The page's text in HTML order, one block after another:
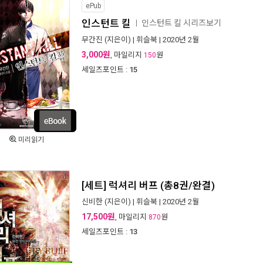
미리읽기
ePub
인스턴트 킬 인스턴트 킬 시리즈보기
무간진 (지은이) | 휘슬북 | 2020년 2월
3,000원, 마일리지 150원
세일즈포인트 : 15
[세트] 럭셔리 버프 (총8권/완결)
신비한 (지은이) | 휘슬북 | 2020년 2월
17,500원, 마일리지 870원
세일즈포인트 : 13